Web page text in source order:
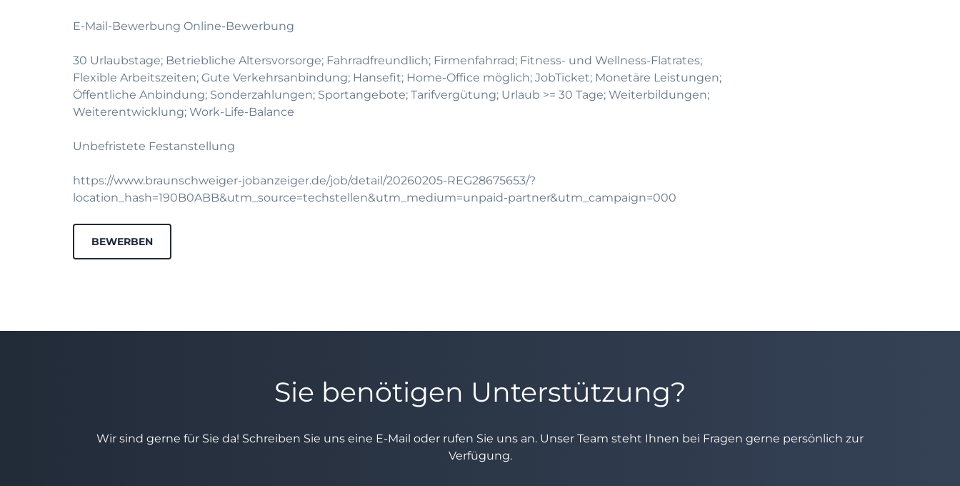
E-Mail-Bewerbung Online-Bewerbung
30 Urlaubstage; Betriebliche Altersvorsorge; Fahrradfreundlich; Firmenfahrrad; Fitness- und Wellness-Flatrates;
Flexible Arbeitszeiten; Gute Verkehrsanbindung; Hansefit; Home-Office möglich; JobTicket; Monetäre Leistungen;
Öffentliche Anbindung; Sonderzahlungen; Sportangebote; Tarifvergütung; Urlaub >= 30 Tage; Weiterbildungen;
Weiterentwicklung; Work-Life-Balance
Unbefristete Festanstellung
https://www.braunschweiger-jobanzeiger.de/job/detail/20260205-REG28675653/?
location_hash=190B0ABB&utm_source=techstellen&utm_medium=unpaid-partner&utm_campaign=000
BEWERBEN
Sie benötigen Unterstützung?
Wir sind gerne für Sie da! Schreiben Sie uns eine E-Mail oder rufen Sie uns an. Unser Team steht Ihnen bei Fragen gerne persönlich zur
Verfügung.